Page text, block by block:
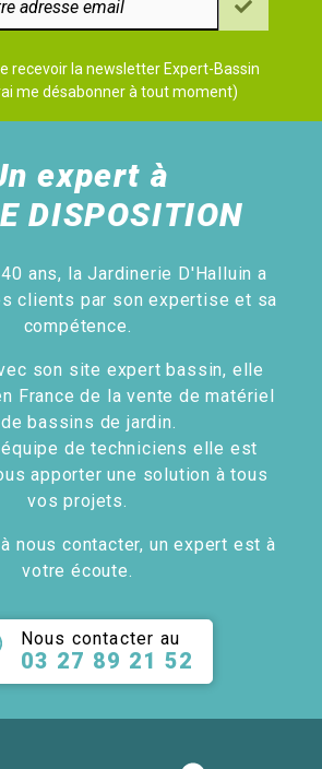
recevoir la newsletter Expert-Bassin
me désabonner à tout moment)
expert à
DISPOSITION
ans, la Jardinerie D'Halluin a
clients par son expertise et sa
compétence.
son site expert bassin, elle
France de la vente de matériel
bassins de jardin.
équipe de techniciens elle est
apporter une solution à tous
vos projets.
nous contacter, un expert est à
votre écoute.
Nous contacter au
03 27 89 21 52